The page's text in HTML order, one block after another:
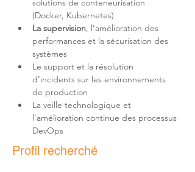
solutions de conteneurisation
(Docker, Kubernetes)
La supervision, l’amélioration des
performances et la sécurisation des
systèmes
Le support et la résolution
d’incidents sur les environnements
de production
La veille technologique et
l’amélioration continue des processus
DevOps
Profil recherché